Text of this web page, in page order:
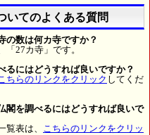
いてのよくある質問
の数は何カ寺ですか？
「27カ寺」です。
るにはどうすれば良いですか？
ちらのリンクをクリック してくだ
閣を調べるにはどうすれば良いで
覧表は、 こちらのリンクをクリッ